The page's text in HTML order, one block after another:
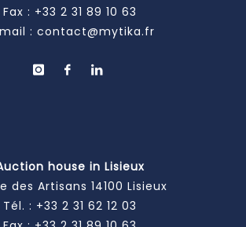
Fax : +33 2 31 89 10 63
: contact@mytika.fr
house in Lisieux
des Artisans 14100 Lisieux
Tél. : +33 2 31 62 12 03